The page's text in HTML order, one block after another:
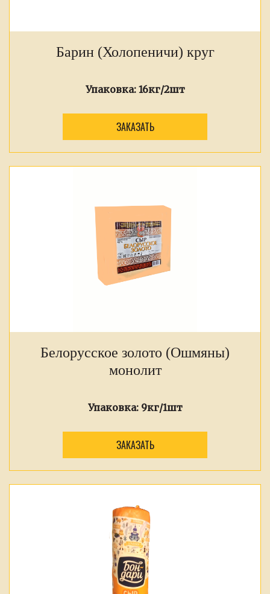
Барин (Холопеничи) круг
Упаковка: 16кг/2шт
ЗАКАЗАТЬ
Белорусское золото (Ошмяны)
монолит
Упаковка: 9кг/1шт
ЗАКАЗАТЬ